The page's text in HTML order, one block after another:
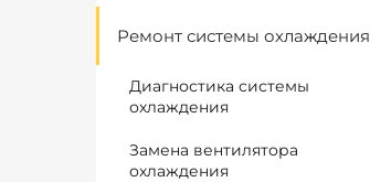
Ремонт системы охлаждения
Диагностика системы
охлаждения
Замена вентилятора
охлаждения